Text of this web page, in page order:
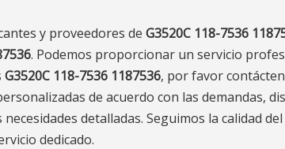
y proveedores de G3520C 118-7536
. Podemos proporcionar un servicio
G3520C 118-7536 1187536, por favor
de acuerdo con las demandas,
detalladas. Seguimos la calidad del
dedicado.